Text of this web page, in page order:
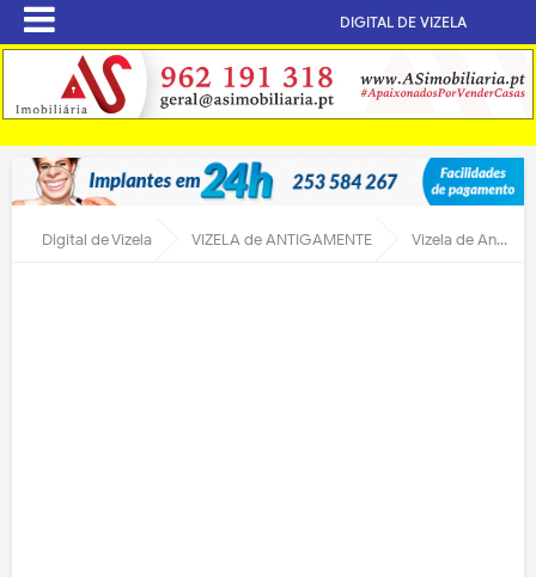
DIGITAL DE VIZELA
Digital de Vizela VIZELA de ANTIGAMENTE Vizela de Antigamente